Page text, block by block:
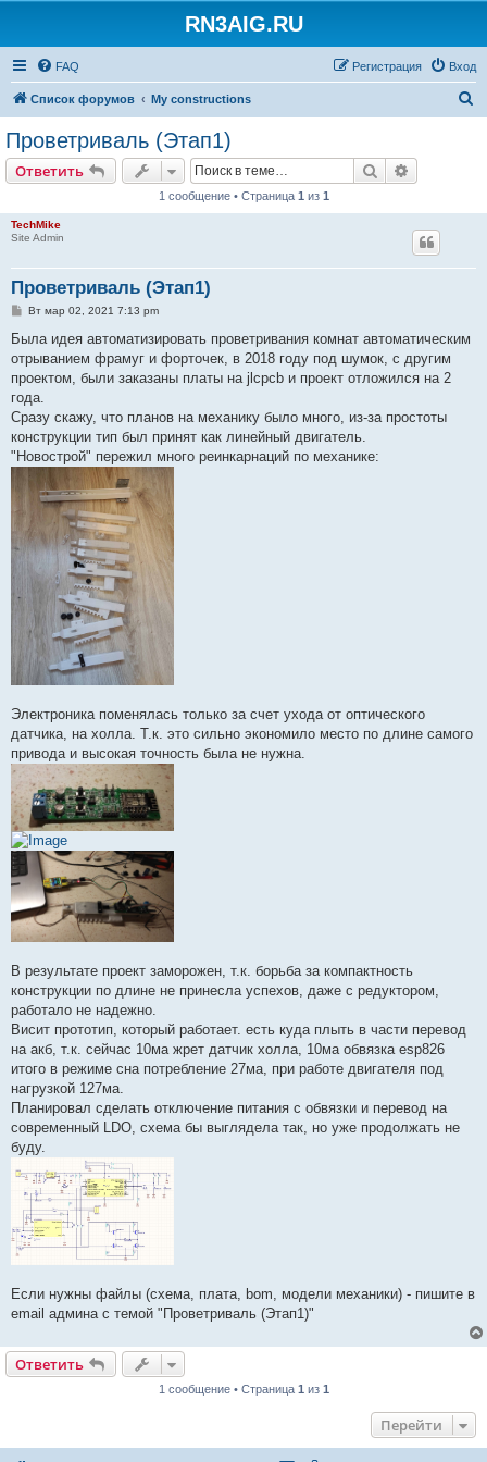
RN3AIG.RU
FAQ Вход
Регистрация
Список форумов My constructions
Проветриваль (Этап1)
Ответить Поиск
1 сообщение • Страница 1 из 1
TechMike
Site Admin
Проветриваль (Этап1)
С
о
щ
е
и
е
Вт мар 02, 2021 7:13 pm
Была идея автоматизировать проветривания комнат автоматическим
отрыванием фрамуг и форточек, в 2018 году под шумок, с другим
проектом, были заказаны платы на jlcpcb и проект отложился на 2
года.
Сразу скажу, что планов на механику было много, из-за простоты
конструкции тип был принят как линейный двигатель.
"Новострой" пережил много реинкарнаций по механике:
Электроника поменялась только за счет ухода от оптического
датчика, на холла. Т.к. это сильно экономило место по длине самого
привода и высокая точность была не нужна.
В результате проект заморожен, т.к. борьба за компактность
конструкции по длине не принесла успехов, даже с редуктором,
работало не надежно.
Висит прототип, который работает. есть куда плыть в части перевод
на акб, т.к. сейчас 10ма жрет датчик холла, 10ма обвязка esp826
итого в режиме сна потребление 27ма, при работе двигателя под
нагрузкой 127ма.
Планировал сделать отключение питания с обвязки и перевод на
современный LDO, схема бы выглядела так, но уже продолжать не
буду.
Если нужны файлы (схема, плата, bom, модели механики) - пишите в
email админа с темой "Проветриваль (Этап1)"
Ответить
1 сообщение • Страница 1 из 1
Перейти